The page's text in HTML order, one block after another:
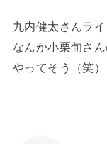
九内健太さんラ
なんか小栗旬さ
やってそう（笑）